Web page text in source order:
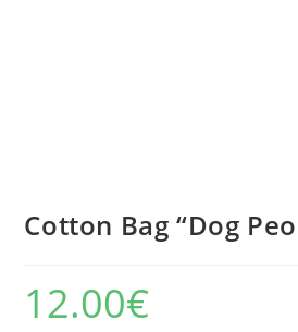
Cotton Bag “Dog
12.00€